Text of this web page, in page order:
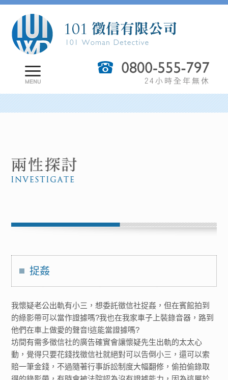
捉姦
我懷疑老公出軌有小三，想委託徵信社捉姦，但在賓館拍到
的綠影帶可以當作證據嗎?我也在我家車子上裝錄音器，路到
他們在車上做愛的聲音!這能當證據嗎?
坊間有需多徵信社的廣告確實會讓懷疑先生出軌的太太心
動，覺得只要花錢找徵信社就絕對可以告倒小三，還可以索
賠一筆金錢，不過隨著行事訴訟制度大幅翻修，偷拍偷錄取